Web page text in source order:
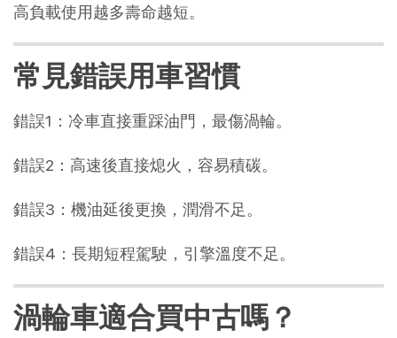
高負載使用越多壽命越短。
常見錯誤用車習慣
錯誤1：冷車直接重踩油門，最傷渦輪。
錯誤2：高速後直接熄火，容易積碳。
錯誤3：機油延後更換，潤滑不足。
錯誤4：長期短程駕駛，引擎溫度不足。
渦輪車適合買中古嗎？